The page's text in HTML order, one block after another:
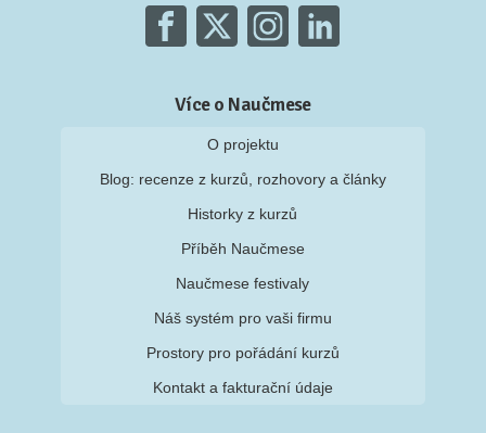
Více o Naučmese
O projektu
Blog: recenze z kurzů, rozhovory a články
Historky z kurzů
Příběh Naučmese
Naučmese festivaly
Náš systém pro vaši firmu
Prostory pro pořádání kurzů
Kontakt a fakturační údaje